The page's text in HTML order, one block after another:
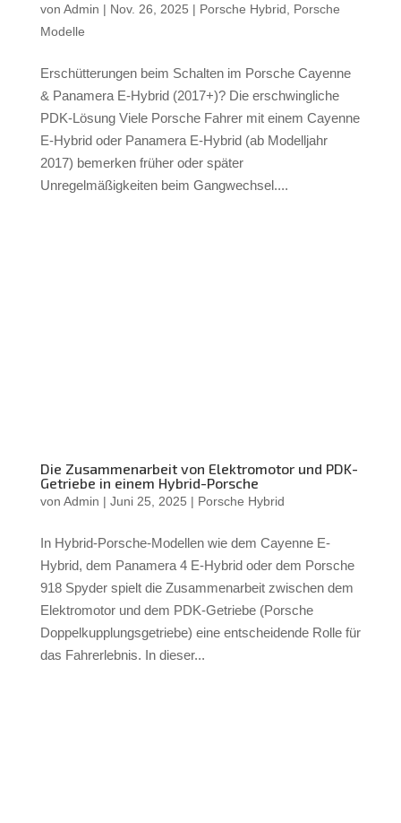
von Admin | Nov. 26, 2025 | Porsche Hybrid
Porsche
Modelle
Erschütterungen beim Schalten im Porsche Cayenne
& Panamera E-Hybrid (2017+)? Die erschwingliche
PDK-Lösung Viele Porsche Fahrer mit einem Cayenne
E-Hybrid oder Panamera E-Hybrid (ab Modelljahr
2017) bemerken früher oder später
Unregelmäßigkeiten beim Gangwechsel....
Die Zusammenarbeit von Elektromotor und PDK-
Getriebe in einem Hybrid-Porsche
von Admin | Juni 25, 2025 | Porsche Hybrid
In Hybrid-Porsche-Modellen wie dem Cayenne E-
Hybrid, dem Panamera 4 E-Hybrid oder dem Porsche
918 Spyder spielt die Zusammenarbeit zwischen dem
Elektromotor und dem PDK-Getriebe (Porsche
Doppelkupplungsgetriebe) eine entscheidende Rolle für
das Fahrerlebnis. In dieser...